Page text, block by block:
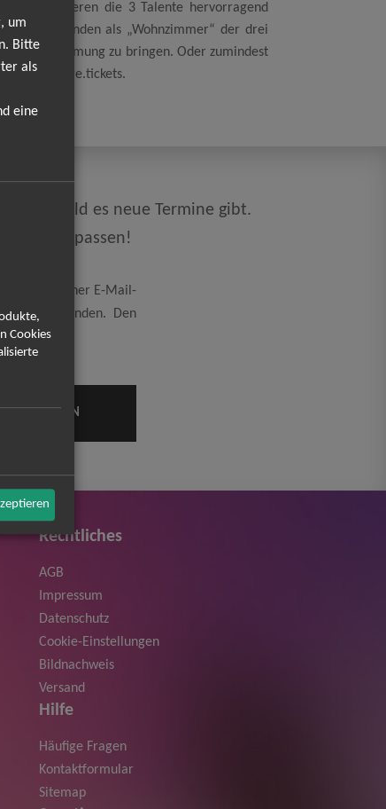
harmonieren die 3 Talente hervorragend
Abenden als „Wohnzimmer“ der drei
Stimmung zu bringen. Oder zumindest
mit prestige.tickets.
sobald es neue Termine gibt.
mehr verpassen!
meiner E-Mail-
einverstanden. Den
Rechtliches
AGB
Impressum
Datenschutz
Cookie-Einstellungen
Bildnachweis
Versand
Hilfe
Häufige Fragen
Kontaktformular
Sitemap
um
Bitte
als
eine
Cookies